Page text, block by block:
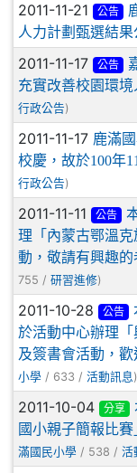
2011-11-21 公告
人力計劃甄選結果
2011-11-17 公告
充實改善校園環
行政公告)
2011-11-17 鹿滿
校慶，故於100年
行政公告)
2011-11-11 公告
理「內蒙古鄂溫
動，敬請有興趣
755 / 研習進修)
2011-10-28 公告
於活動中心辦理
及簽書會活動，
小學 / 633 / 活動訊息 )
2011-10-04 分享
國小親子簡報比
滿國民小學 / 538 / 活